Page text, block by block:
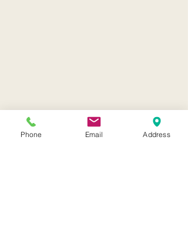
Ponton d'observatoire
Phone Email Address